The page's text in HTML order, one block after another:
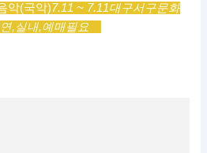
악(국악)7.11 ~ 7.11대구서구문화
,실내,예매필요